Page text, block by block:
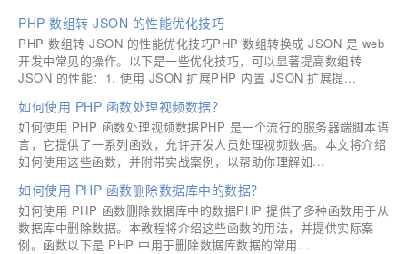
PHP 数组转 JSON 的性能优化技巧
PHP 数组转 JSON 的性能优化技巧PHP 数组转换成 JSON 是 web
开发中常见的操作。以下是一些优化技巧，可以显著提高数组转
JSON 的性能：1. 使用 JSON 扩展PHP 内置 JSON 扩展提...
如何使用 PHP 函数处理视频数据？
如何使用 PHP 函数处理视频数据PHP 是一个流行的服务器端脚本语
言，它提供了一系列函数，允许开发人员处理视频数据。本文将介绍
如何使用这些函数，并附带实战案例，以帮助你理解如...
如何使用 PHP 函数删除数据库中的数据？
如何使用 PHP 函数删除数据库中的数据PHP 提供了多种函数用于从
数据库中删除数据。本教程将介绍这些函数的用法，并提供实际案
例。函数以下是 PHP 中用于删除数据库数据的常用...